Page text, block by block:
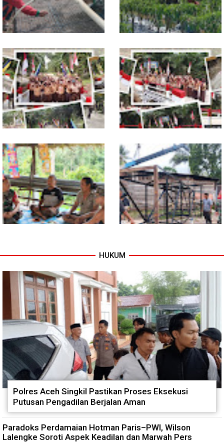
Dukung Petani, Babinsa Turun
Langsung Semai Bibit
Semangka di Sikalondang
Babinsa Dampingi Petani
Rawat Cabai, Dukung
Ketahanan Pangan
Tuntas Dibangun, Jembatan
Garuda Perkuat Konektivitas
Teladan Baru–Kuala Kepeng
TNI dan Warga Tuntaskan
Jembatan Garuda, Akses
Ekonomi Kian Terbuka
Warung Kopi Jadi Ruang
Jaga Keamanan Lingkungan
Program TNI AD Manunggal Air
Polytank di Simpang Kiri
HUKUM
Polres Aceh Singkil Pastikan Proses Eksekusi
Putusan Pengadilan Berjalan Aman
Paradoks Perdamaian Hotman Paris–PWI, Wilson
Lalengke Soroti Aspek Keadilan dan Marwah Pers